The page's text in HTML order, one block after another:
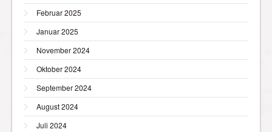
Februar 2025
Januar 2025
November 2024
Oktober 2024
September 2024
August 2024
Juli 2024